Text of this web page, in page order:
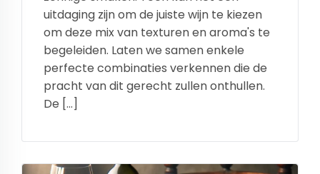
uitdaging zijn om de juiste wijn te kiezen
om deze mix van texturen en aroma's te
begeleiden. Laten we samen enkele
perfecte combinaties verkennen die de
pracht van dit gerecht zullen onthullen.
De […]